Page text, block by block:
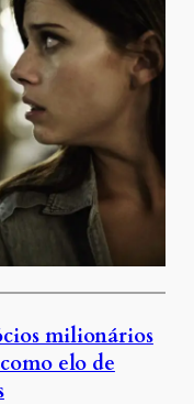
milionários
elo de